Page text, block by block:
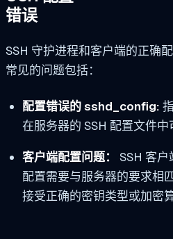
错误
SSH 守护进程和客户端的正确配
常见的问题包括：
配置错误的 sshd_config:
在服务器的 SSH 配置文件中
客户端配置问题：
SSH 客户
配置需要与服务器的要求相
接受正确的密钥类型或加密算